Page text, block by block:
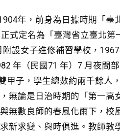
年，前身為日據時期「臺
式定名為「臺灣省立臺北
附設女子進修補習學校，
年（民國71 年）7 月夜間
子，學生總數約兩千餘人
無論是日治時期的「第一
無數良師的春風化雨下，
新求變、與時俱進。教師